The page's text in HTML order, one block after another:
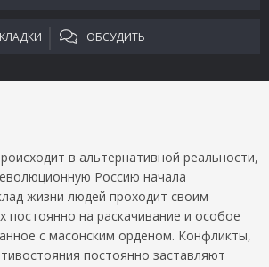
ОБСУДИТЬ
в альтернативной реальности,
Россию начала
жизни людей проходит своим
постоянно на раскачивание и особое
с масонским орденом. Конфликты,
постоянно заставляют